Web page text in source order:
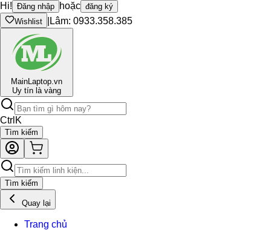
Hi! Đăng nhập hoặc đăng ký
Wishlist
Lâm: 0933.358.385
MainLaptop.vn
Uy tín là vàng
Ctrl K
Tìm kiếm
Tìm kiếm
Quay lại
Trang chủ